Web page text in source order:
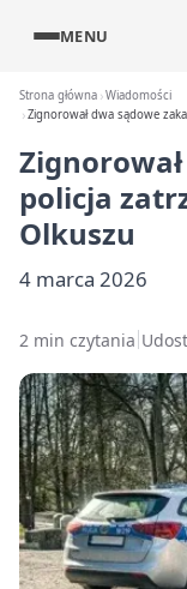
MENU
Strona główna Wiadomości
Zignorował dwa sądowe
policja
Olkuszu
4 marca 2026
2 min czytania